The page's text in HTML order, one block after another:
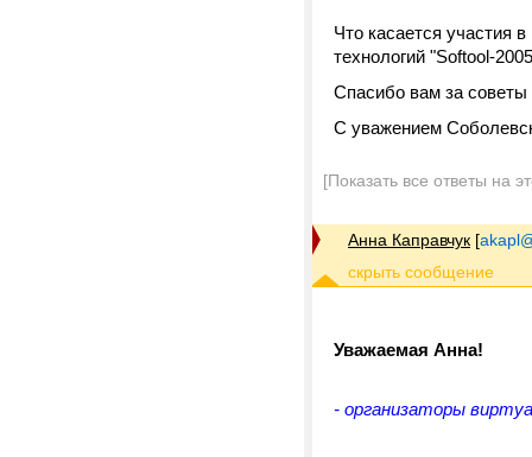
Что касается участия
технологий "Softool-
Спасибо вам за
С уважением
[Показать все ответы на
Анна Каправчук [
Уважаемая Анна!
- организаторы